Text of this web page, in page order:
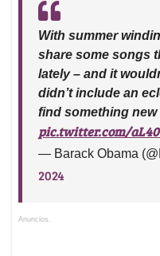
With summer
share some songs
lately – and it
didn’t include an
find something
pic.twitter.com/
— Barack Obama
2024
Anuncios.